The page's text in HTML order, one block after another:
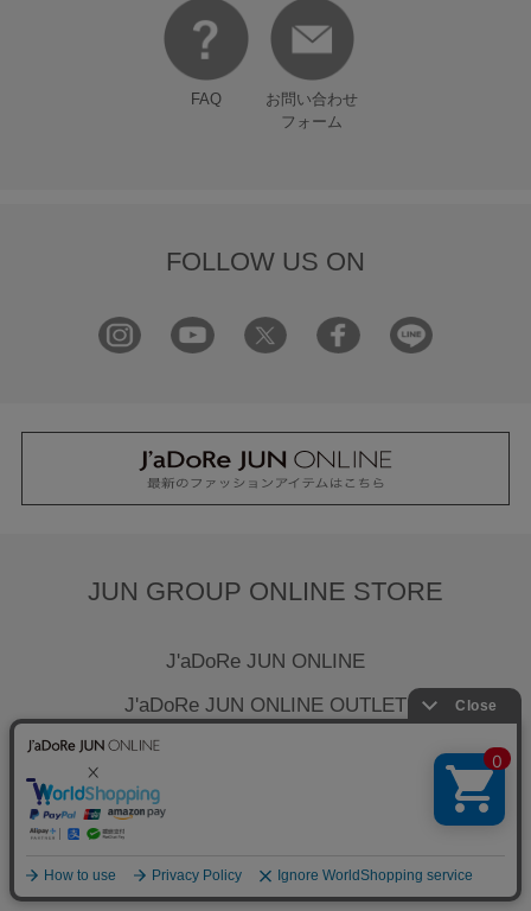
お気に入り
0
カート
FAQ
お問い合わせ
フォーム
FOLLOW US ON
JUN GROUP ONLINE STORE
J'aDoRe JUN ONLINE
J'aDoRe JUN ONLINE OUTLET
Saturdays NYC WEB STORE
BIOTOP ONLINE STORE
wa-syu OFFICIAL ONLINE SHOP